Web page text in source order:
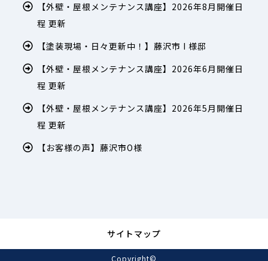
【外壁・屋根メンテナンス講座】2026年8月開催日
程 更新
【塗装現場・日々更新中！】藤沢市 I 様邸
【外壁・屋根メンテナンス講座】2026年6月開催日
程 更新
【外壁・屋根メンテナンス講座】2026年5月開催日
程 更新
【お客様の声】藤沢市O様
サイトマップ
Copyright©